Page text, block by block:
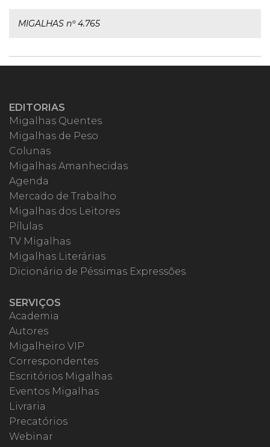
MIGALHAS nº 4.765
EDITORIAS
Migalhas Quentes
Migalhas de Peso
Colunas
Migalhas Amanhecidas
Agenda
Mercado de Trabalho
Migalhas dos Leitores
Pílulas
TV Migalhas
Migalhas Literárias
Dicionário de Péssimas Expressões
SERVIÇOS
Academia
Autores
Migalheiro VIP
Correspondentes
Escritórios Migalhas
Eventos Migalhas
Livraria
Precatórios
Webinar